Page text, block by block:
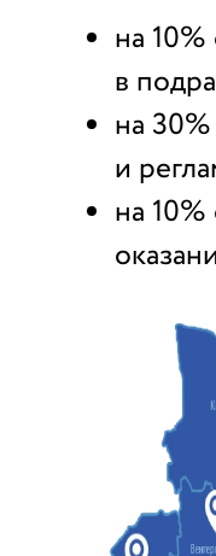
на
в
на
и
на